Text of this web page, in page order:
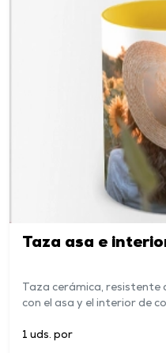
Taza asa e
Taza cerámica, resistente
con el asa y el interior de
1 uds. por